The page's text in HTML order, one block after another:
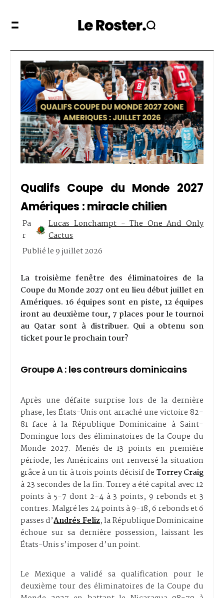
Qualifs Coupe du Monde 2027
Amériques : miracle chilien
Pa
r
Lucas Lonchampt - The One And Only
Cactus
Publié le9 juillet 2026
La troisième fenêtre des éliminatoires de la
Coupe du Monde 2027 ont eu lieu début juillet en
Amériques. 16 équipes sont en piste, 12 équipes
iront au deuxième tour, 7 places pour le tournoi
au Qatar sont à distribuer. Qui a obtenu son
ticket pour le prochain tour?
Groupe A : les contreurs dominicains
Après une défaite surprise lors de la dernière
phase, les États-Unis ont arraché une victoire 82-
81 face à la République Dominicaine à Saint-
Domingue lors des éliminatoires de la Coupe du
Monde 2027. Menés de 13 points en première
période, les Américains ont renversé la situation
grâce à un tir à trois points décisif de Torrey Craig
à 23 secondes de la fin. Torrey a été capital avec 12
points à 5-7 dont 2-4 à 3 points, 9 rebonds et 3
contres. Malgré les 24 points à 9-18, 6 rebonds et 6
passes d’Andrés Feliz, la République Dominicaine
échoue sur sa dernière possession, laissant les
États-Unis s’imposer d’un point.
Le Mexique a validé sa qualification pour le
deuxième tour des éliminatoires de la Coupe du